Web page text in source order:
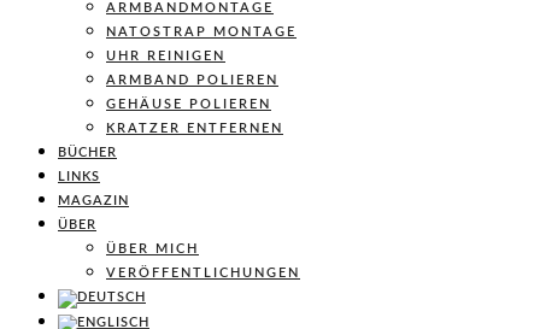
ARMBANDMONTAGE
NATOSTRAP MONTAGE
UHR REINIGEN
ARMBAND POLIEREN
GEHÄUSE POLIEREN
KRATZER ENTFERNEN
BÜCHER
LINKS
MAGAZIN
ÜBER
ÜBER MICH
VERÖFFENTLICHUNGEN